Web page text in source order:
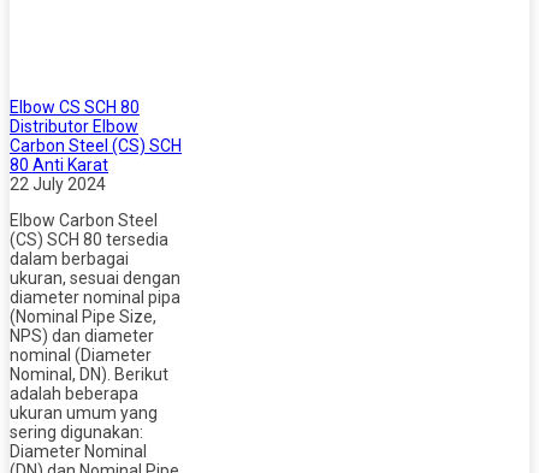
Elbow CS SCH 80
Distributor Elbow
Carbon Steel (CS) SCH
80 Anti Karat
22 July 2024
Elbow Carbon Steel
(CS) SCH 80 tersedia
dalam berbagai
ukuran, sesuai dengan
diameter nominal pipa
(Nominal Pipe Size,
NPS) dan diameter
nominal (Diameter
Nominal, DN). Berikut
adalah beberapa
ukuran umum yang
sering digunakan:
Diameter Nominal